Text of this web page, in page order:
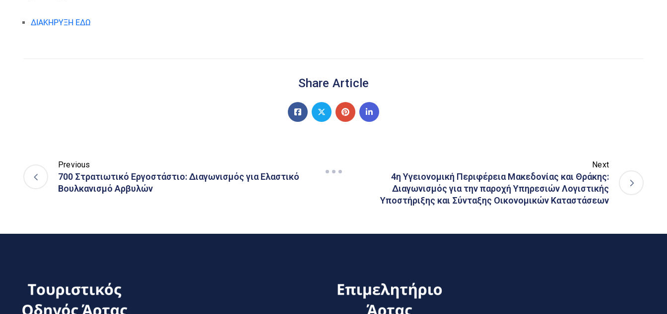
ΔΙΑΚΗΡΥΞΗ ΕΔΩ
Share Article
Previous
700 Στρατιωτικό Εργοστάστιο: Διαγωνισμός για Ελαστικό
Βουλκανισμό Αρβυλών
Next
4η Υγειονομική Περιφέρεια Μακεδονίας και Θράκης:
Διαγωνισμός για την παροχή Υπηρεσιών Λογιστικής
Υποστήριξης και Σύνταξης Οικονομικών Καταστάσεων